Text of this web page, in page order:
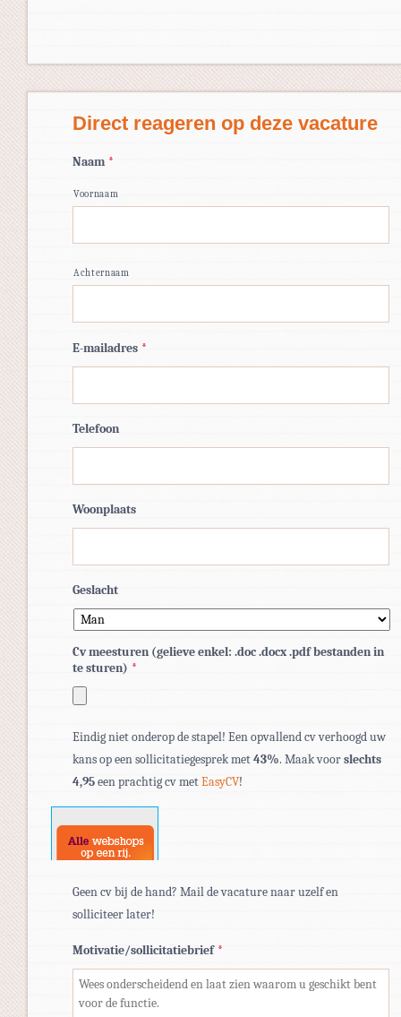
Direct reageren op deze vacature
Naam *
Voornaam
Achternaam
E-mailadres *
Telefoon
Woonplaats
Geslacht
Cv meesturen (gelieve enkel: .doc .docx .pdf bestanden in
te sturen) *
bestandstypen:
pdf,
doc,
docx.
Eindig niet onderop de stapel! Een opvallend cv verhoogd uw
kans op een sollicitatiegesprek met43%. Maak voorslechts
4,95een prachtig cv metEasyCV!
Geen cv bij de hand? Mail de vacature naar uzelf en
solliciteer later!
Motivatie/sollicitatiebrief *